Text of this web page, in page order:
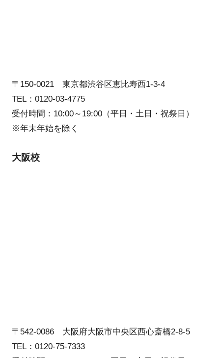
〒150-0021 東京都渋谷区恵比寿西1-3-4
TEL：0120-03-4775
受付時間：10:00～19:00（平日・土日・祝祭日）
※年末年始を除く
大阪校
〒542-0086 大阪府大阪市中央区西心斎橋2-8-5
TEL：0120-75-7333